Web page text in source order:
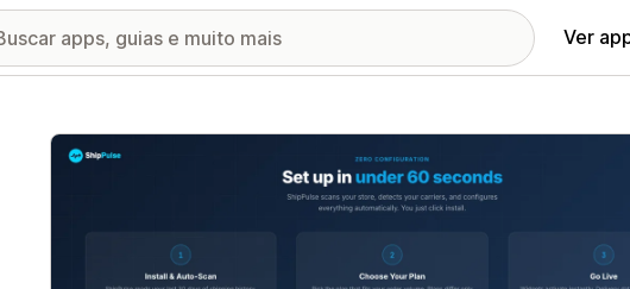
Ver
Galeria de imagens em destaque